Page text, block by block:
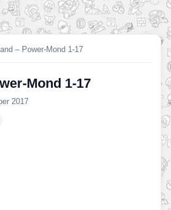
– Power-Mond 1-17
Mond 1-17
2017